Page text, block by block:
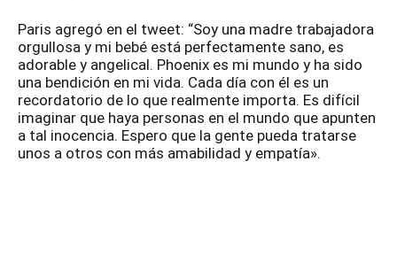
Paris agregó en el tweet: “Soy una madre trabajadora
orgullosa y mi bebé está perfectamente sano, es
adorable y angelical. Phoenix es mi mundo y ha sido
una bendición en mi vida. Cada día con él es un
recordatorio de lo que realmente importa. Es difícil
imaginar que haya personas en el mundo que apunten
a tal inocencia. Espero que la gente pueda tratarse
unos a otros con más amabilidad y empatía».